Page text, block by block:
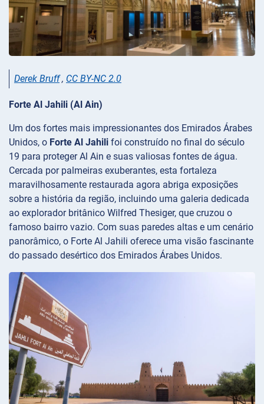
Derek Bruff, CC BY-NC 2.0
Forte Al Jahili (Al Ain)
Um dos fortes mais impressionantes dos Emirados Árabes
Unidos, o Forte Al Jahili foi construído no final do século
19 para proteger Al Ain e suas valiosas fontes de água.
Cercada por palmeiras exuberantes, esta fortaleza
maravilhosamente restaurada agora abriga exposições
sobre a história da região, incluindo uma galeria dedicada
ao explorador britânico Wilfred Thesiger, que cruzou o
famoso bairro vazio. Com suas paredes altas e um cenário
panorâmico, o Forte Al Jahili oferece uma visão fascinante
do passado desértico dos Emirados Árabes Unidos.